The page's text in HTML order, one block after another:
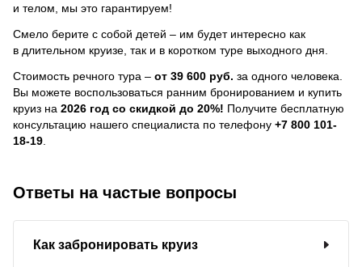
и телом, мы это гарантируем!
Смело берите с собой детей – им будет интересно как
в длительном круизе, так и в коротком туре выходного дня.
Стоимость речного тура – от 39 600 руб. за одного человека.
Вы можете воспользоваться ранним бронированием и купить
круиз на 2026 год со скидкой до 20%! Получите бесплатную
консультацию нашего специалиста по телефону +7 800 101-
18-19
Ответы на частые вопросы
Как забронировать круиз